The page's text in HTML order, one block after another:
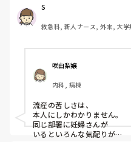
養に入り、その休養してい
した。
妊婦さんがいるのも心苦し
そして1番怖いのは来週か
私は冷静に働けるのかという
流産しながらも働き続けて
なのに、私はそれができる
じゃないかとすごく悩んでま
一体どう乗り越えて行けば
S
救急科, 新人ナース, 外来, 大学
咲由梨嬢
内科, 病棟
流産の苦しさは、
本人にしかわかりません。
同じ部署に妊婦さんが
いるといろんな気配りが